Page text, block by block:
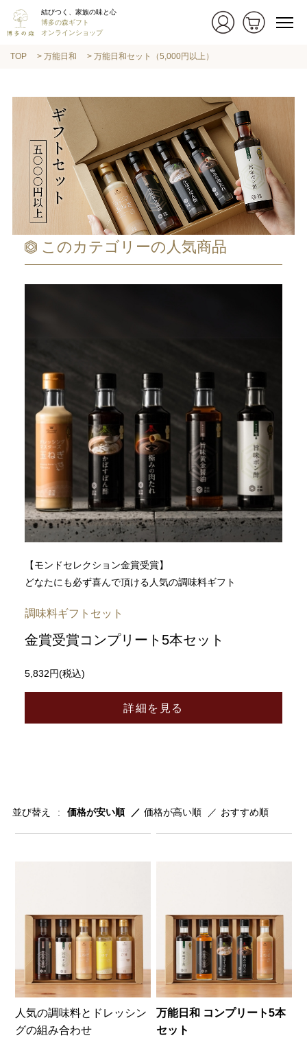
結びつく、家族の味と心
博多の森ギフト
オンラインショップ
TOP 万能日和 万能日和セット（5,000円以上）
このカテゴリーの人気商品
【モンドセレクション金賞受賞】
どなたにも必ず喜んで頂ける人気の調味料ギフト
調味料ギフトセット
金賞受賞コンプリート5本セット
5,832円(税込)
詳細を見る
並び替え 価格が安い順 価格が高い順 おすすめ順
人気の調味料とドレッシン
グの組み合わせ
万能日和 コンプリート5本
セット